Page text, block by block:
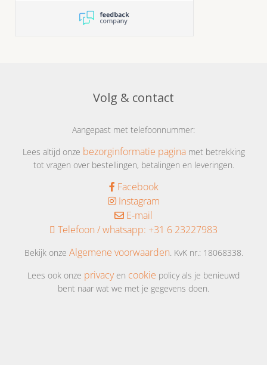
Volg & contact
Aangepast met telefoonnummer:
Lees altijd onze bezorginformatie paginamet betrekking
tot vragen over bestellingen, betalingen en leveringen.
Facebook
Instagram
E-mail
Telefoon / whatsapp: +31 6 23227983
Bekijk onze Algemene voorwaarden . KvK nr.: 18068338.
Lees ook onze privacyen cookie policy als je benieuwd
bent naar wat we met je gegevens doen.